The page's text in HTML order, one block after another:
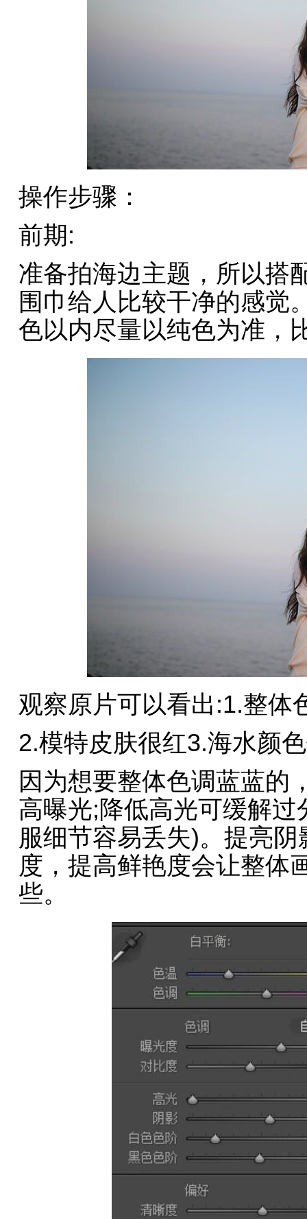
操作步骤：
前期:
准备拍海边主题，所以搭
围巾给人比较干净的感觉
色以内尽量以纯色为准，
观察原片可以看出:1.整体
2.模特皮肤很红3.海水颜
因为想要整体色调蓝蓝的
高曝光;降低高光可缓解
服细节容易丢失)。提亮
度，提高鲜艳度会让整体
些。